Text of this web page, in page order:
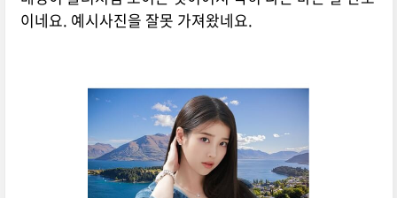
이네요. 예시사진을 잘못 가져왔네요.